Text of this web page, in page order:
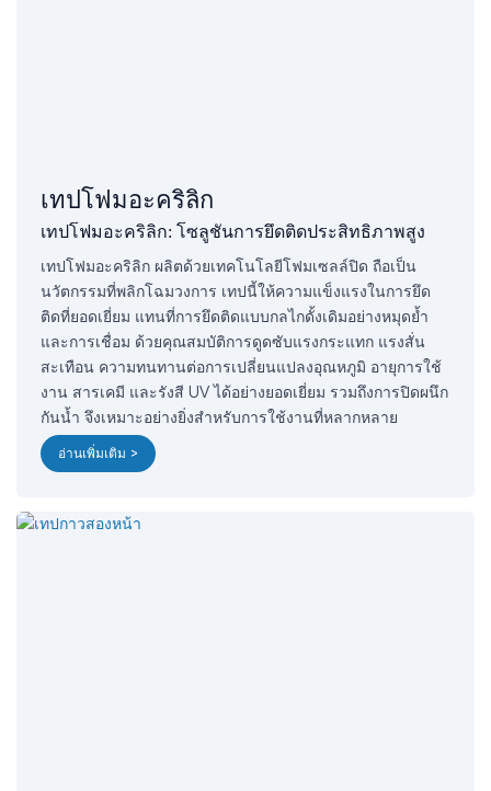
เทปโฟมอะคริลิก
เทปโฟมอะคริลิก: โซลูชันการยึดติดประสิทธิภาพสูง
เทปโฟมอะคริลิก ผลิตด้วยเทคโนโลยีโฟมเซลล์ปิด ถือเป็น
นวัตกรรมที่พลิกโฉมวงการ เทปนี้ให้ความแข็งแรงในการยึด
ติดที่ยอดเยี่ยม แทนที่การยึดติดแบบกลไกดั้งเดิมอย่างหมุดย้ำ
และการเชื่อม ด้วยคุณสมบัติการดูดซับแรงกระแทก แรงสั่น
สะเทือน ความทนทานต่อการเปลี่ยนแปลงอุณหภูมิ อายุการใช้
งาน สารเคมี และรังสี UV ได้อย่างยอดเยี่ยม รวมถึงการปิดผนึก
กันน้ำ จึงเหมาะอย่างยิ่งสำหรับการใช้งานที่หลากหลาย
อ่านเพิ่มเติม >